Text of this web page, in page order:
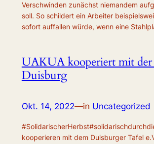
Verschwinden zunächst niemandem
soll. So schildert ein Arbeiter
sofort auffallen würde, wenn eine
UAKUA kooperiert mit
Duisburg
Okt. 14, 2022—in Uncategorized
kooperieren mit dem Duisburger Tafel